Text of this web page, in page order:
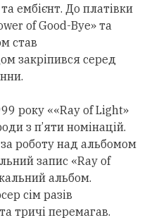
ембієнт. До платівки
of Good-Bye» та
став
закріпився серед
року ««Ray of Light»
з п’яти номінацій.
за роботу над альбомом
запис «Ray of
альбом.
сім разів
тричі перемагав.